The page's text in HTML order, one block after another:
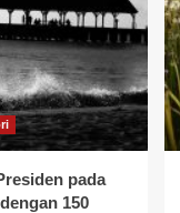
pada
150